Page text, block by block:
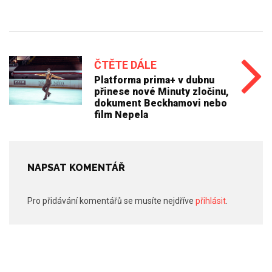
ČTĚTE DÁLE
Platforma prima+ v dubnu
přinese nové Minuty zločinu,
dokument Beckhamovi nebo
film Nepela
NAPSAT KOMENTÁŘ
Pro přidávání komentářů se musíte nejdříve přihlásit